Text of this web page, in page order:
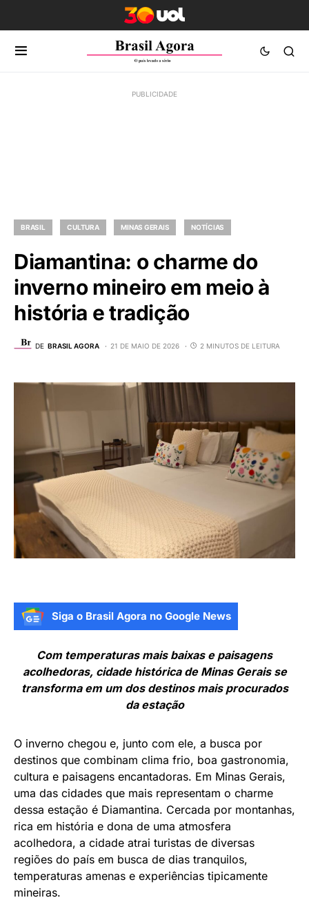
BRASIL CULTURA MINAS GERAIS NOTÍCIAS
Diamantina: o charme do
inverno mineiro em meio à
história e tradição
DE BRASIL AGORA 21 DE MAIO DE 2026 2 MINUTOS DE LEITURA
Siga o Brasil Agora no Google News
Com temperaturas mais baixas e paisagens
acolhedoras, cidade histórica de Minas Gerais se
transforma em um dos destinos mais procurados
da estação
O inverno chegou e, junto com ele, a busca por
destinos que combinam clima frio, boa gastronomia,
cultura e paisagens encantadoras. Em Minas Gerais,
uma das cidades que mais representam o charme
dessa estação é Diamantina. Cercada por montanhas,
rica em história e dona de uma atmosfera
acolhedora, a cidade atrai turistas de diversas
regiões do país em busca de dias tranquilos,
temperaturas amenas e experiências tipicamente
mineiras.